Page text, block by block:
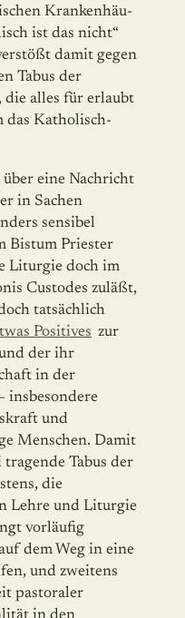
Krankenhäu­
ist das nicht“
damit gegen
Tabus der
die alles für erlaubt
das Katholisch-
eine Nachricht
in Sachen
sensibel
Bistum Priester
Liturgie doch im
Custodes zuläßt,
tatsächlich
Positives zur
der ihr
in der
insbesondere
und
Menschen. Damit
Tabus der
die
Lehre und Liturgie
vorläufig
dem Weg in eine
und zweitens
pastoraler